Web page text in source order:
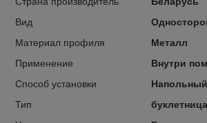
Вид
Материал профиля
Металл
Применение
Внутри
Способ установки
Напольный
Тип
буклетница